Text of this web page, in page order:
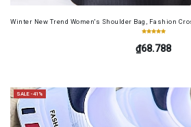
Winter New Trend Women's Shoulder Bag, Fashion
₫68.788
SALE -41%